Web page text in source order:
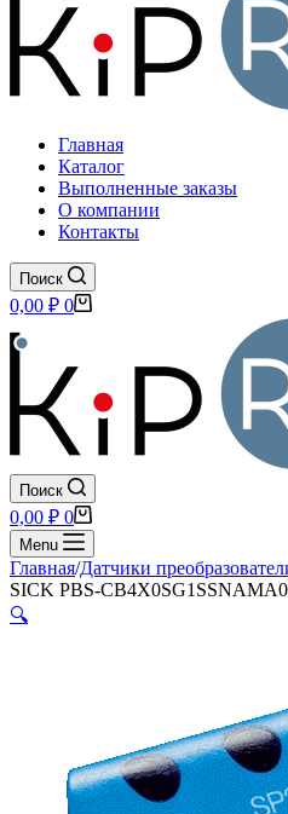
Главная
Каталог
Выполненные заказы
О компании
Контакты
Поиск
Корзина
0,00 ₽ 0
Поиск
Корзина
0,00 ₽ 0
Menu
Главная/Датчики
SICK PBS-
🔍